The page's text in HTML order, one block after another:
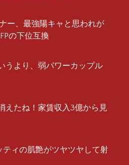
ー、最強陽キャと思われが
の下位互換
うより、弱パワーカップル
えたね！家賃収入3億から見
ティの肌艶がツヤツヤして射